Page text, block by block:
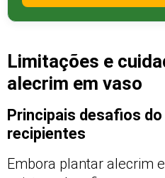
Limitações e
alecrim em vaso
Principais desafios
recipientes
Embora plantar alecrim